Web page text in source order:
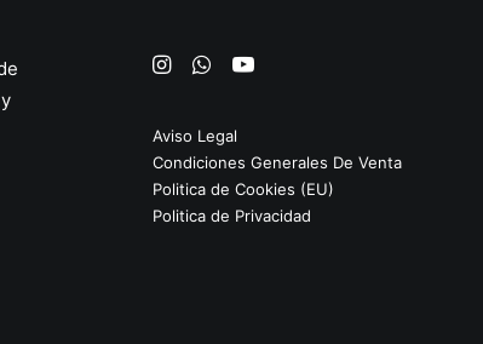
y
Aviso Legal
Condiciones Generales De Venta
Politica de Cookies (EU)
Politica de Privacidad